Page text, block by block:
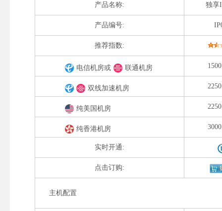
产品名称: 独享
产品编号:
推荐指数:
电信机房或 联通机房
双线加速机房
纯美国机房
纯香港机房
实时开通:
点击订购:
主机配置